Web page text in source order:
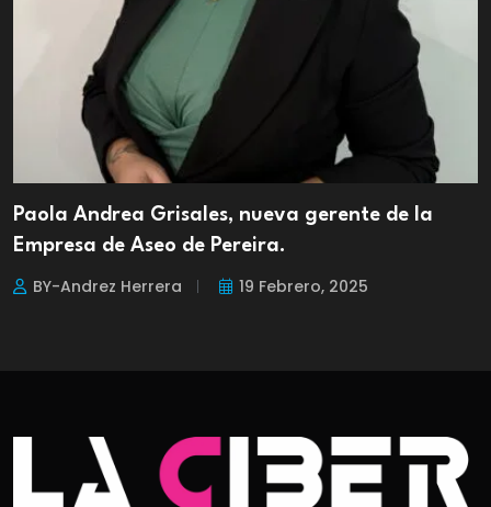
Paola Andrea Grisales, nueva gerente de la
Empresa de Aseo de Pereira.
BY-Andrez Herrera 19 Febrero, 2025